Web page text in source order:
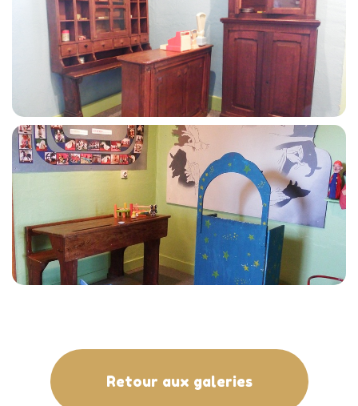
Retour aux galeries